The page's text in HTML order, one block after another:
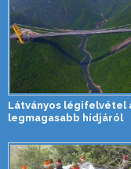
Látványos légifelvétel
legmagasabb hídjáról